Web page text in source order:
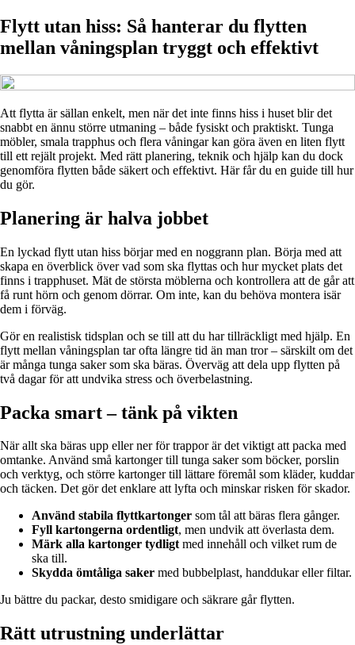
Flytt utan hiss: Så hanterar du flytten
mellan våningsplan tryggt och effektivt
Att flytta är sällan enkelt, men när det inte finns hiss i huset blir det
snabbt en ännu större utmaning – både fysiskt och praktiskt. Tunga
möbler, smala trapphus och flera våningar kan göra även en liten flytt
till ett rejält projekt. Med rätt planering, teknik och hjälp kan du dock
genomföra flytten både säkert och effektivt. Här får du en guide till hur
du gör.
Planering är halva jobbet
En lyckad flytt utan hiss börjar med en noggrann plan. Börja med att
skapa en överblick över vad som ska flyttas och hur mycket plats det
finns i trapphuset. Mät de största möblerna och kontrollera att de går att
få runt hörn och genom dörrar. Om inte, kan du behöva montera isär
dem i förväg.
Gör en realistisk tidsplan och se till att du har tillräckligt med hjälp. En
flytt mellan våningsplan tar ofta längre tid än man tror – särskilt om det
är många tunga saker som ska bäras. Överväg att dela upp flytten på
två dagar för att undvika stress och överbelastning.
Packa smart – tänk på vikten
När allt ska bäras upp eller ner för trappor är det viktigt att packa med
omtanke. Använd små kartonger till tunga saker som böcker, porslin
och verktyg, och större kartonger till lättare föremål som kläder, kuddar
och täcken. Det gör det enklare att lyfta och minskar risken för skador.
Använd stabila flyttkartonger som tål att bäras flera gånger.
Fyll kartongerna ordentligt, men undvik att överlasta dem.
Märk alla kartonger tydligtmed innehåll och vilket rum de
ska till.
Skydda ömtåliga saker med bubbelplast, handdukar eller filtar.
Ju bättre du packar, desto smidigare och säkrare går flytten.
Rätt utrustning underlättar